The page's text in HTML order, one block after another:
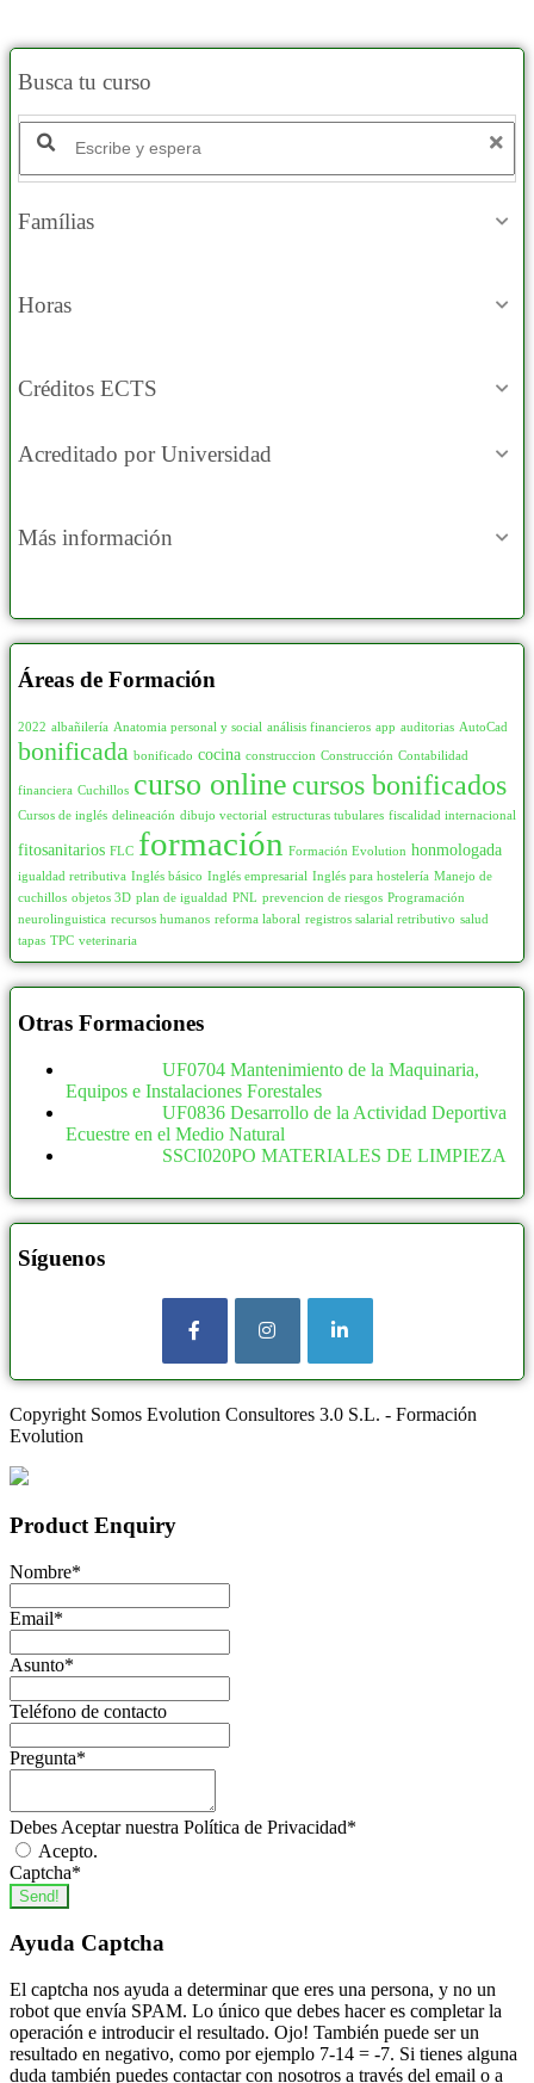
Busca tu curso
Famílias
Horas
Créditos ECTS
Acreditado por Universidad
Más información
Áreas de Formación
2022 albañilería Anatomia personal y social análisis financieros app auditorias AutoCad
bonificada bonificado cocina construccion Construcción Contabilidad
financiera Cuchillos curso online cursos bonificados
Cursos de inglés delineación dibujo vectorial estructuras tubulares fiscalidad internacional
fitosanitarios FLC formación Formación Evolution honmologada
igualdad retributiva Inglés básico Inglés empresarial Inglés para hostelería Manejo de
cuchillos objetos 3D plan de igualdad PNL prevencion de riesgos Programación
neurolinguistica recursos humanos reforma laboral registros salarial retributivo salud
tapas TPC veterinaria
Otras Formaciones
UF0704 Mantenimiento de la Maquinaria,
Equipos e Instalaciones Forestales
UF0836 Desarrollo de la Actividad Deportiva
Ecuestre en el Medio Natural
SSCI020PO MATERIALES DE LIMPIEZA
Síguenos
Copyright Somos Evolution Consultores 3.0 S.L. - Formación
Evolution
Product Enquiry
Nombre*
Email*
Asunto*
Teléfono de contacto
Pregunta*
Debes Aceptar nuestra Política de Privacidad*
Acepto.
Captcha*
Send!
Ayuda Captcha
El captcha nos ayuda a determinar que eres una persona, y no un
robot que envía SPAM. Lo único que debes hacer es completar la
operación e introducir el resultado. Ojo! También puede ser un
resultado en negativo, como por ejemplo 7-14 = -7. Si tienes alguna
duda también puedes contactar con nosotros a través del email o a